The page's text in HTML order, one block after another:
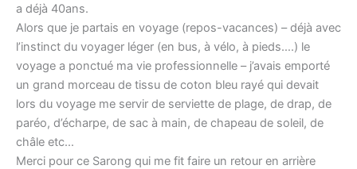
a déjà 40ans.
Alors que je partais en voyage (repos-vacances) – déjà avec
l’instinct du voyager léger (en bus, à vélo, à pieds….) le
voyage a ponctué ma vie professionnelle – j’avais emporté
un grand morceau de tissu de coton bleu rayé qui devait
lors du voyage me servir de serviette de plage, de drap, de
paréo, d’écharpe, de sac à main, de chapeau de soleil, de
châle etc…
Merci pour ce Sarong qui me fit faire un retour en arrière